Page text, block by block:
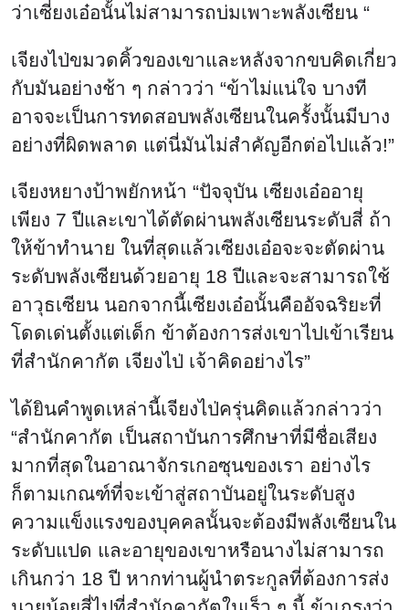
ว่าเซี่ยงเอ๋อนั้นไม่สามารถบ่มเพาะพลังเซียน “
เจียงไป่ขมวดคิ้วของเขาและหลังจากขบคิดเกี่ยว
กับมันอย่างช้า ๆ กล่าวว่า “ข้าไม่แน่ใจ บางที
อาจจะเป็นการทดสอบพลังเซียนในครั้งนั้นมีบาง
อย่างที่ผิดพลาด แต่นี่มันไม่สำคัญอีกต่อไปแล้ว!”